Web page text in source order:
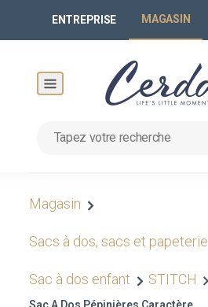
ENTREPRISE MAGASIN
Magasin
Sacs à dos, sacs et papeterie
Sac à dos enfant STITCH